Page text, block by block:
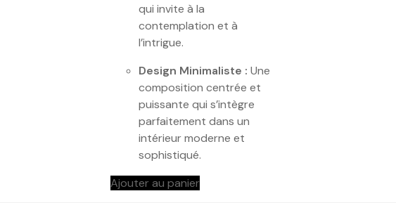
qui invite à la
contemplation et à
l’intrigue.
Design Minimaliste : Une
composition centrée et
puissante qui s’intègre
parfaitement dans un
intérieur moderne et
sophistiqué.
Ajouter au panier